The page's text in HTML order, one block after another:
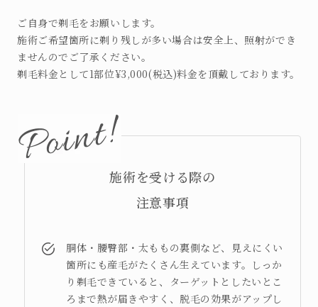
ご自身で剃毛をお願いします。
施術ご希望箇所に剃り残しが多い場合は安全上、照射ができ
ませんのでご了承ください。
剃毛料金として1部位¥3,000(税込)料金を頂戴しております。
施術を受ける際の
注意事項
胴体・腰臀部・太ももの裏側など、見えにくい
箇所にも産毛がたくさん生えています。しっか
り剃毛できていると、ターゲットとしたいとこ
ろまで熱が届きやすく、脱毛の効果がアップし